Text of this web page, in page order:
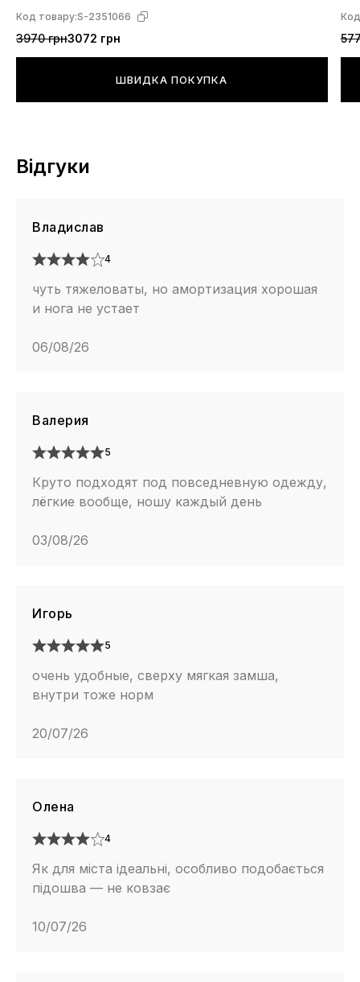
класичний дизайн Vans Old Skool у кольорі Burgundy.
Код товару:S-2351066
3970 грн3072 грн
ШВИДКА ПОКУПКА
Відгуки
Владислав
4
чуть тяжеловаты, но амортизация хорошая
и нога не устает
06/08/26
Валерия
5
Круто подходят под повседневную одежду,
лёгкие вообще, ношу каждый день
03/08/26
Игорь
5
очень удобные, сверху мягкая замша,
внутри тоже норм
20/07/26
Олена
4
Як для міста ідеальні, особливо подобається
підошва — не ковзає
10/07/26